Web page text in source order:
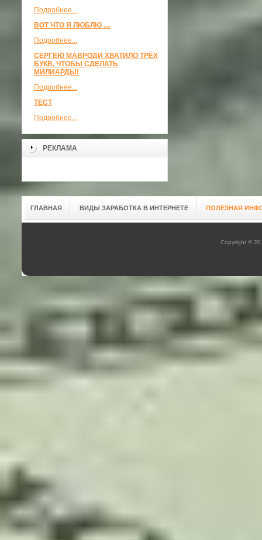
Подробнее...
ВОТ ЧТО Я ЛЮБЛЮ ....
Подробнее...
СЕРГЕЮ МАВРОДИ ХВАТИЛО ТРЁХ
БУКВ, ЧТОБЫ СДЕЛАТЬ
МИЛИАРДЫ!
Подробнее...
ТЕСТ
Подробнее...
РЕКЛАМА
ГЛАВНАЯ ВИДЫ ЗАРАБОТКА В ИНТЕРНЕТЕ ПОЛЕЗНАЯ
Copyright ©